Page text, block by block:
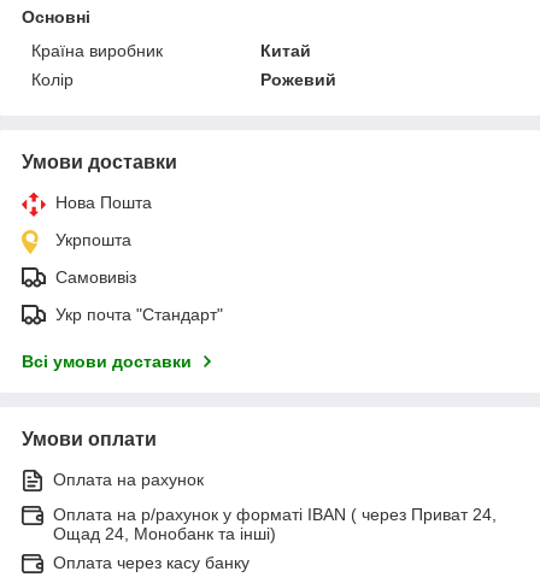
Основні
Країна виробник
Китай
Колір
Рожевий
Умови доставки
Нова Пошта
Укрпошта
Самовивіз
Укр почта "Стандарт"
Всі умови доставки
Умови оплати
Оплата на рахунок
Оплата на р/рахунок у форматі IBAN ( через Приват 24,
Ощад 24, Монобанк та інші)
Оплата через касу банку